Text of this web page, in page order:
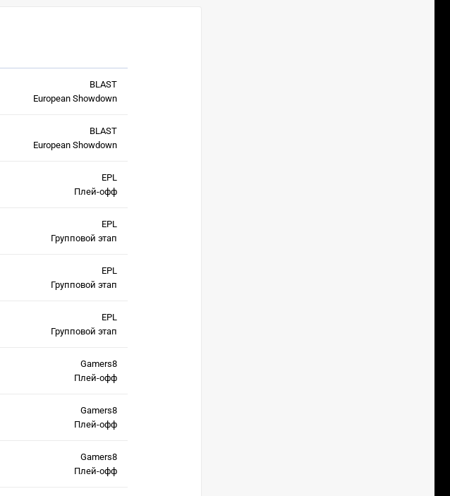
BLAST
European Showdown
BLAST
European Showdown
EPL
Плей-офф
EPL
Групповой этап
EPL
Групповой этап
EPL
Групповой этап
Gamers8
Плей-офф
Gamers8
Плей-офф
Gamers8
Плей-офф